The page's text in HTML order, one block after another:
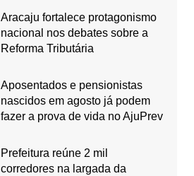
Aracaju fortalece protagonismo
nacional nos debates sobre a
Reforma Tributária
Aposentados e pensionistas
nascidos em agosto já podem
fazer a prova de vida no AjuPrev
Prefeitura reúne 2 mil
corredores na largada da